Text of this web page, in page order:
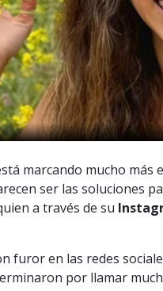
marcando mucho más
ser las soluciones
a través de su
furor en las redes
por llamar